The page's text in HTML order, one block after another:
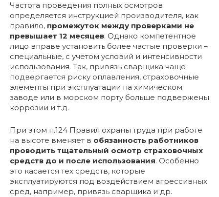
Частота проведения полных осмотров
определяется инструкцией производителя, как
правило, промежуток между проверками не
превышает 12 месяцев. Однако компетентное
лицо вправе установить более частые проверки –
специальные, с учётом условий и интенсивности
использования. Так, привязь сварщика чаще
подвергается риску оплавления, страховочные
элементы при эксплуатации на химическом
заводе или в морском порту больше подвержены
коррозии и т.д.
При этом п.124 Правил охраны труда при работе
на высоте вменяет в обязанность работников
проводить тщательный осмотр страховочных
средств до и после использования. Особенно
это касается тех средств, которые
эксплуатируются под воздействием агрессивных
сред, например, привязь сварщика и др.